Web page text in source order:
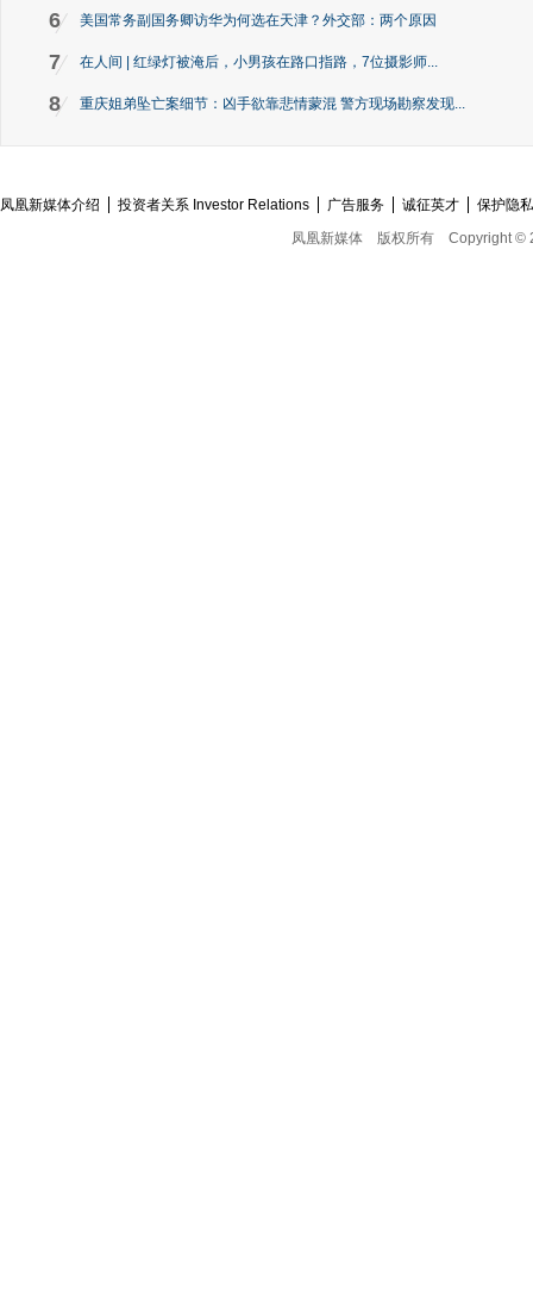
6 美国常务副国务卿访华为何选在天津？外交部：两个原因
7 在人间 | 红绿灯被淹后，小男孩在路口指路，7位摄影师...
8 重庆姐弟坠亡案细节：凶手欲靠悲情蒙混 警方现场勘察发现...
凤凰新媒体介绍 投资者关系 Investor Relations 广告服务 诚征英才
保护隐
凤凰新媒体
版权所有 Copyright ©